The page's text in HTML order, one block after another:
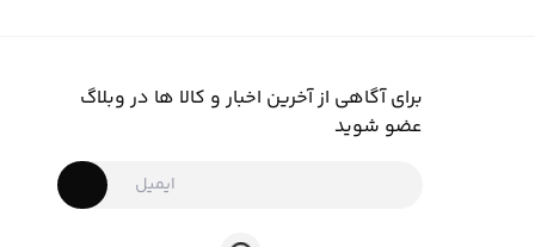
برای آگاهی از آخرین اخبار و کالا ها در وبلاگ
عضو شوید